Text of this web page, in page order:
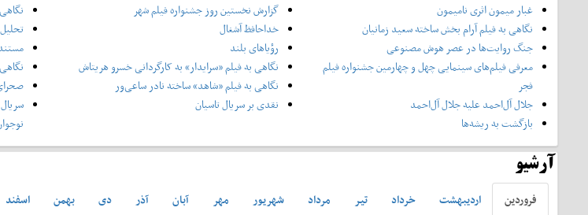
غبار میمون اثری نامیمون
نگاهی به فیلم آرام بخش ساخته سعید زمانیان
جنگ روایت‌ها در عصر هوش مصنوعی
معرفی فیلم‌های سینمایی چهل‌ و چهارمین جشنواره فیلم
فجر
جلال آل‌احمد علیه جلال آل‌‌احمد
بازگشت به ریشه‌ها
گزارش نخستین روز جشنواره فیلم شهر
خداحافظ آشغال
رؤیاهای بلند
نگاهی به فیلم «سرایدار» به کارگردانی خسرو هریتاش
نگاهی به فیلم «شاهد» ساخته نادر ساعی‌ور
نقدی بر سریال تاسیان
آرشیو
فروردين ارديبهشت خرداد تير مرداد شهريور مهر آبان آذر دی بهمن
اسفند